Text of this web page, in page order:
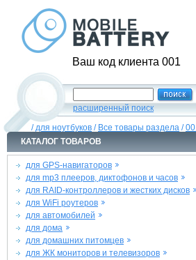
Ваш код клиента 001
расширенный поиск
/для ноутбуков / Все товары раздела /
КАТАЛОГ ТОВАРОВ
для GPS-навигаторов
для mp3 плееров, диктофонов и часов
для RAID-контроллеров и жестких дисков
для WiFi роутеров
для автомобилей
для дома
для домашних питомцев
для ЖК мониторов и телевизоров